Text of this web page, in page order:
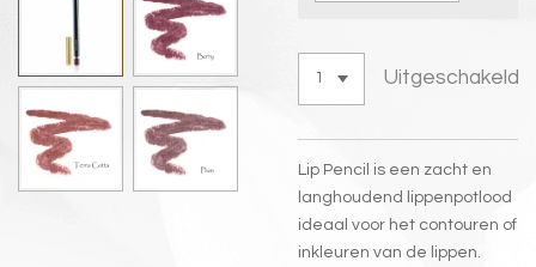
Uitgeschakeld
Lip Pencil is een zacht en
langhoudend lippenpotlood
ideaal voor het contouren of
inkleuren van de lippen.